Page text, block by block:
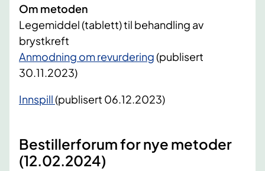
Om metoden
Legemiddel (tablett) til behandling av
brystkreft
Anmodning om revurdering(publisert
30.11.2023)
Innspill(publisert 06.12.2023)
Bestillerforum for nye metoder
(12.02.2024)